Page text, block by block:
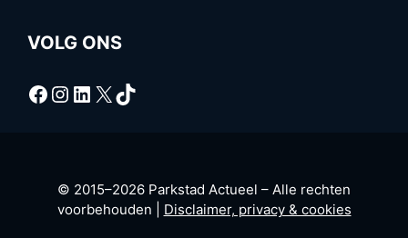
VOLG ONS
Facebook
Instagram
LinkedIn
X TikTok
© 2015–2026 Parkstad Actueel – Alle rechten
voorbehouden | Disclaimer, privacy & cookies